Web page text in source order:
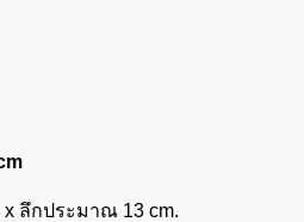
ลึกประมาณ 13 cm.